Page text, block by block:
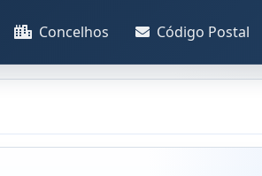
Concelhos Código Postal